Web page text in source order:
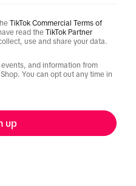
TikTok Commercial Terms of
read the TikTok Partner
use and share your data.
and information from
You can opt out any time in
up